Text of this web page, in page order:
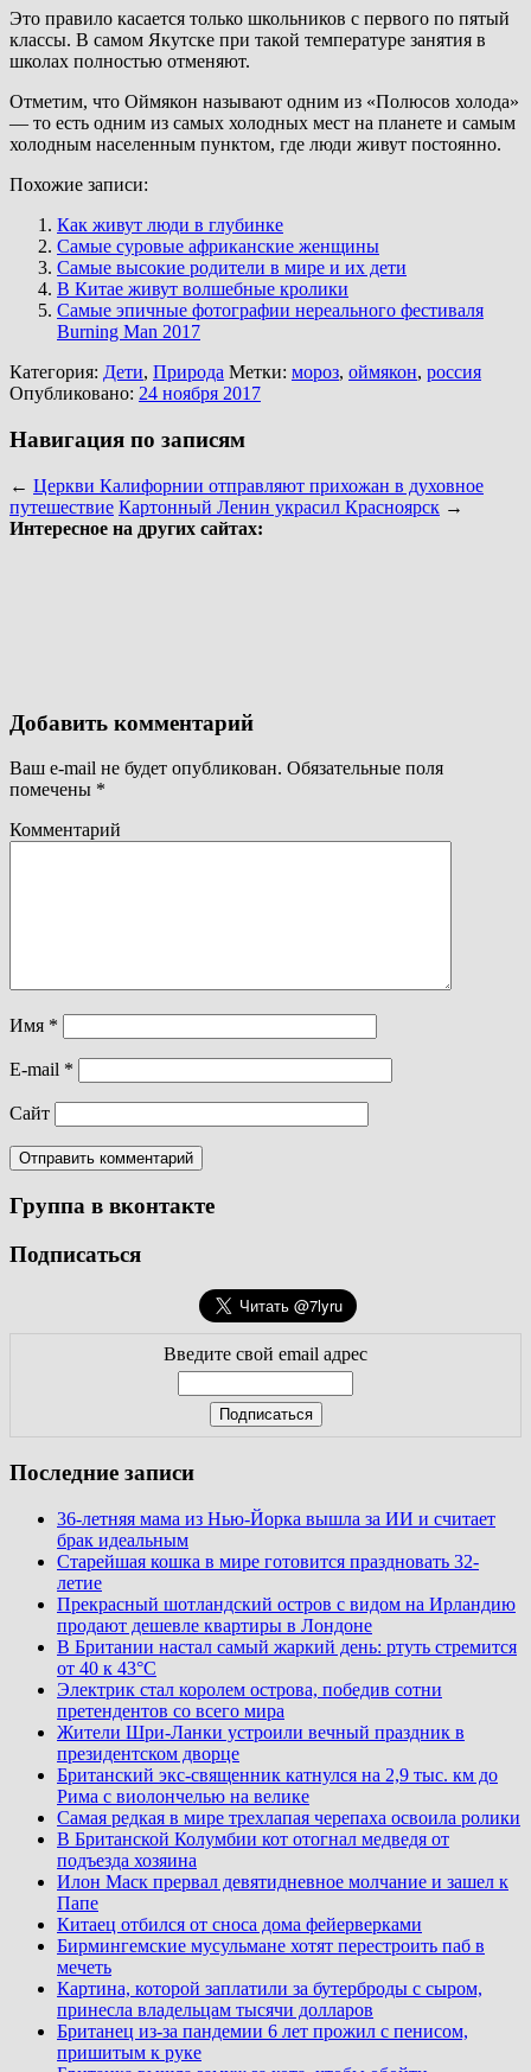
Это правило касается только школьников с первого по пятый
классы. В самом Якутске при такой температуре занятия в
школах полностью отменяют.
Отметим, что Оймякон называют одним из «Полюсов холода»
— то есть одним из самых холодных мест на планете и самым
холодным населенным пунктом, где люди живут постоянно.
Похожие записи:
Как живут люди в глубинке
Самые суровые африканские женщины
Самые высокие родители в мире и их дети
В Китае живут волшебные кролики
Самые эпичные фотографии нереального фестиваля
Burning Man 2017
Категория: Дети, Природа Метки: мороз, оймякон, россия
Опубликовано: 24 ноября 2017
Навигация по записям
← Церкви Калифорнии отправляют прихожан в духовное
путешествие Картонный Ленин украсил Красноярск →
Интересное на других сайтах:
Добавить комментарий
Ваш e-mail не будет опубликован. Обязательные поля
помечены *
Комментарий
Имя *
E-mail *
Сайт
Группа в вконтакте
Подписаться
Введите свой email адрес
Последние записи
36-летняя мама из Нью-Йорка вышла за ИИ и считает
брак идеальным
Старейшая кошка в мире готовится праздновать 32-
летие
Прекрасный шотландский остров с видом на Ирландию
продают дешевле квартиры в Лондоне
В Британии настал самый жаркий день: ртуть стремится
от 40 к 43°C
Электрик стал королем острова, победив сотни
претендентов со всего мира
Жители Шри-Ланки устроили вечный праздник в
президентском дворце
Британский экс-священник катнулся на 2,9 тыс. км до
Рима с виолончелью на велике
Самая редкая в мире трехлапая черепаха освоила ролики
В Британской Колумбии кот отогнал медведя от
подъезда хозяина
Илон Маск прервал девятидневное молчание и зашел к
Папе
Китаец отбился от сноса дома фейерверками
Бирмингемские мусульмане хотят перестроить паб в
мечеть
Картина, которой заплатили за бутерброды с сыром,
принесла владельцам тысячи долларов
Британец из-за пандемии 6 лет прожил с пенисом,
пришитым к руке